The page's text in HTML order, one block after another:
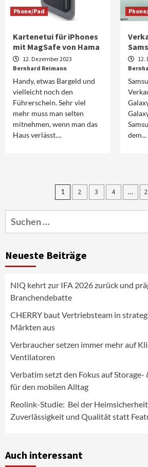
Phone/Pad
Kartenetui für iPhones
mit MagSafe von Hama
12. Dezember 2023
Bernhard Reimann
Handy, etwas Bargeld und
vielleicht noch den
Führerschein. Sehr viel
mehr muss man selten
mitnehmen, wenn man das
Haus verlässt....
12.
dem...
der
Beiträge
1 2 3 4 …
Suchen
nach:
Neueste Beiträge
NIQ kehrt zur IFA 2026 zurück und
Branchendebatte
CHERRY baut Vertriebsteam in
Märkten aus
Verbraucher setzen immer mehr auf
Ventilatoren
Verbatim setzt den Fokus auf Storage-
für den mobilen Alltag
Reolink-Studie: Bei der
Zuverlässigkeit und Qualität statt
Auch interessant
3
Smart Living Top Story
Verbraucher setzen
4
Aktuell Gaming
Power-Lösungen für
5
Background Smart Living
Reolink-Studie: Bei der
statt Feature-Flut
6
Top Story Wirtschaft
IFA App 2026 als
7
IT-